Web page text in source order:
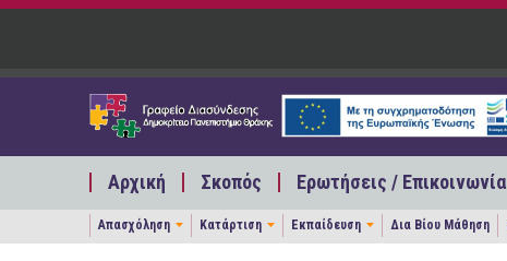
Παράκαμψη προς το κυρίως περιεχόμενο
Αρχική Σκοπός Ερωτήσεις / Επικοινωνία
Απασχόληση Κατάρτιση Εκπαίδευση Δια Βίου Μάθηση